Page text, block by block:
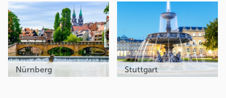
Nürnberg Stuttgart